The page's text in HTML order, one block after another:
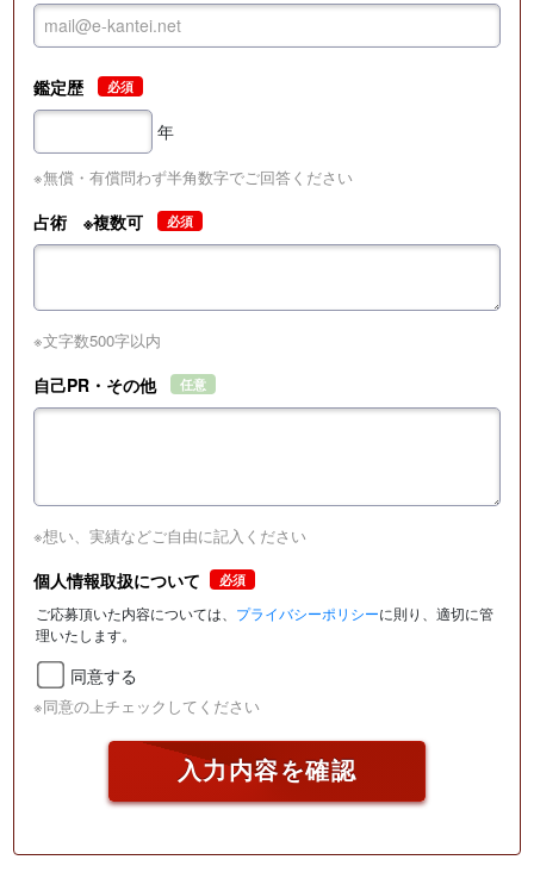
鑑定歴 必須
年
※無償・有償問わず半角数字でご回答ください
占術 ※複数可 必須
※文字数500字以内
自己PR・その他 任意
※想い、実績などご自由に記入ください
個人情報取扱について 必須
ご応募頂いた内容については、 プライバシーポリシーに則り、適切に管
理いたします。
同意する
※同意の上チェックしてください
入力内容を確認